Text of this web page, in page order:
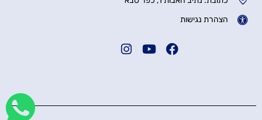
הצהרת נגישות